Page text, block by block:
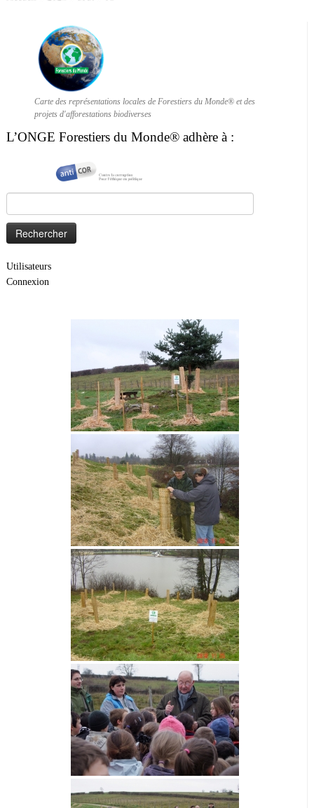
Carte des représentations locales de Forestiers du Monde® et des
projets d'afforestations biodiverses
L’ONGE Forestiers du Monde® adhère à :
Utilisateurs
Connexion